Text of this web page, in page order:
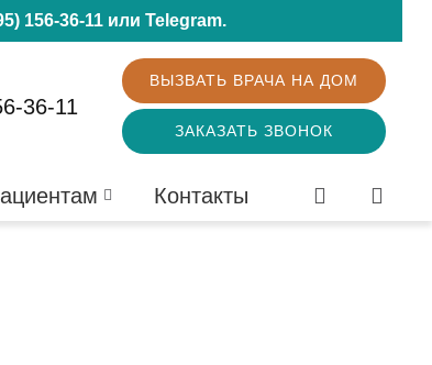
156-36-11или Telegram.
36-11
ВЫЗВАТЬ ВРАЧА НА ДОМ
ЗАКАЗАТЬ ЗВОНОК
Контакты